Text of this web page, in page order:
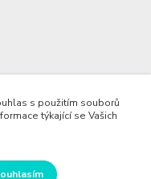
s použitím souborů
týkající se Vašich